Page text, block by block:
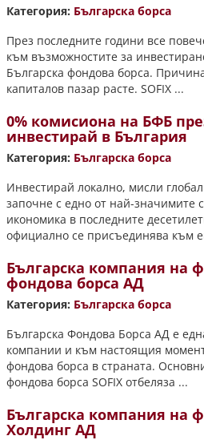
Категория: Българска борса
През последните години все
към възможностите за
Българска фондова борса.
капиталов пазар расте. SOFIX ...
0% комисиона на БФБ
инвестирай в България
Категория: Българска борса
Инвестирай локално, мисли
започне с едно от най-значимите
икономика в последните
официално се присъединява към
Българска компания на
фондова борса АД
Категория: Българска борса
Българска Фондова Борса АД е
компании и към настоящия
фондова борса в страната.
фондова борса SOFIX отбеляза ...
Българска компания на
Холдинг АД